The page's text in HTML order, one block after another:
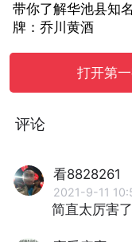
带你了解华池县知
牌：乔川黄酒
打开第
评论
看8828261
2021-9-11
简直太厉害